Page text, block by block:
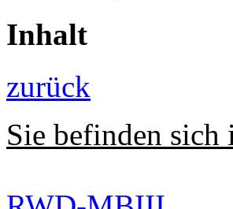
Inhalt
zurück
Sie befinden sich